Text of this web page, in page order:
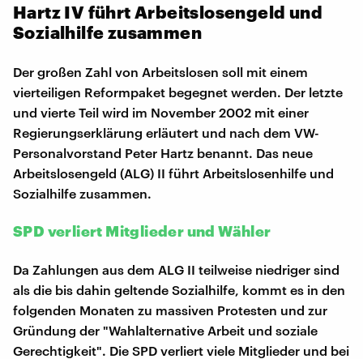
Hartz IV führt Arbeitslosengeld und
Sozialhilfe zusammen
Der großen Zahl von Arbeitslosen soll mit einem
vierteiligen Reformpaket begegnet werden. Der letzte
und vierte Teil wird im November 2002 mit einer
Regierungserklärung erläutert und nach dem VW-
Personalvorstand Peter Hartz benannt. Das neue
Arbeitslosengeld (ALG) II führt Arbeitslosenhilfe und
Sozialhilfe zusammen.
SPD verliert Mitglieder und Wähler
Da Zahlungen aus dem ALG II teilweise niedriger sind
als die bis dahin geltende Sozialhilfe, kommt es in den
folgenden Monaten zu massiven Protesten und zur
Gründung der "Wahlalternative Arbeit und soziale
Gerechtigkeit". Die SPD verliert viele Mitglieder und bei